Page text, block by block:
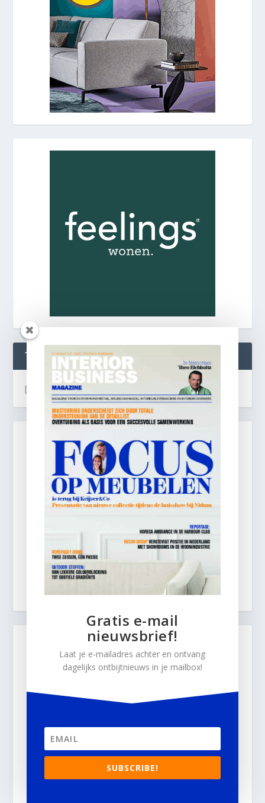
TWEETS
[custom-twitter-feeds]
Gratis e-mail
nieuwsbrief!
Laat je e-mailadres achter en ontvang
dagelijks ontbijtnieuws in je mailbox!
SUBSCRIBE!